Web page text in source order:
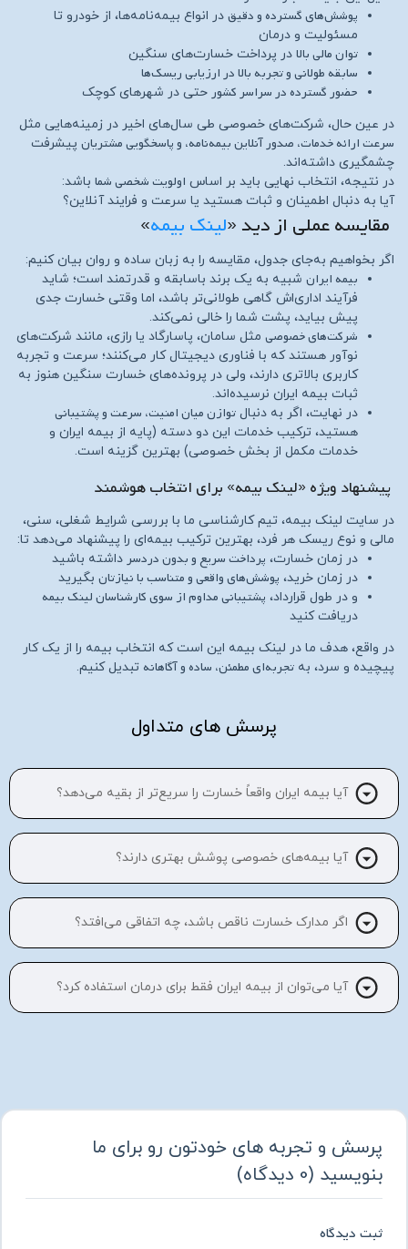
پوشش‌های گسترده و دقیق در انواع بیمه‌نامه‌ها، از خودرو تا
مسئولیت و درمان
توان مالی بالا در پرداخت خسارت‌های سنگین
سابقه طولانی و تجربه بالا در ارزیابی ریسک‌ها
حضور گسترده در سراسر کشور حتی در شهرهای کوچک
در عین حال، شرکت‌های خصوصی طی سال‌های اخیر در زمینه‌هایی مثل
سرعت ارائه خدمات، صدور آنلاین بیمه‌نامه، و پاسخگویی مشتریان پیشرفت
چشمگیری داشته‌اند.
در نتیجه، انتخاب نهایی باید بر اساس اولویت شخصی شما باشد:
آیا به دنبال اطمینان و ثبات هستید یا سرعت و فرایند آنلاین؟
مقایسه عملی از دید «لینک بیمه»
اگر بخواهیم به‌جای جدول، مقایسه را به زبان ساده و روان بیان کنیم:
بیمه ایران شبیه به یک برند باسابقه و قدرتمند است؛ شاید
فرآیند اداری‌اش گاهی طولانی‌تر باشد، اما وقتی خسارت جدی
پیش بیاید، پشت شما را خالی نمی‌کند.
شرکت‌های خصوصی مثل سامان، پاسارگاد یا رازی، مانند شرکت‌های
نوآور هستند که با فناوری دیجیتال کار می‌کنند؛ سرعت و تجربه
کاربری بالاتری دارند، ولی در پرونده‌های خسارت سنگین هنوز به
ثبات بیمه ایران نرسیده‌اند.
در نهایت، اگر به دنبال توازن میان امنیت، سرعت و پشتیبانی
هستید، ترکیب خدمات این دو دسته (پایه از بیمه ایران و
خدمات مکمل از بخش خصوصی) بهترین گزینه است.
پیشنهاد ویژه «لینک بیمه» برای انتخاب هوشمند
در سایت لینک بیمه، تیم کارشناسی ما با بررسی شرایط شغلی، سنی،
مالی و نوع ریسک هر فرد، بهترین ترکیب بیمه‌ای را پیشنهاد می‌دهد تا:
در زمان خسارت، پرداخت سریع و بدون دردسر داشته باشید
در زمان خرید، پوشش‌های واقعی و متناسب با نیازتان بگیرید
و در طول قرارداد، پشتیبانی مداوم از سوی کارشناسان لینک بیمه
دریافت کنید
در واقع، هدف ما در لینک بیمه این است که انتخاب بیمه را از یک کار
پیچیده و سرد، به تجربه‌ای مطمئن، ساده و آگاهانه تبدیل کنیم.
پرسش های متداول
آیا بیمه ایران واقعاً خسارت را سریع‌تر از بقیه می‌دهد؟
آیا بیمه‌های خصوصی پوشش بهتری دارند؟
اگر مدارک خسارت ناقص باشد، چه اتفاقی می‌افتد؟
آیا می‌توان از بیمه ایران فقط برای درمان استفاده کرد؟
پرسش و تجربه های خودتون رو برای ما
بنویسید (
0 دیدگاه)
ثبت دیدگاه